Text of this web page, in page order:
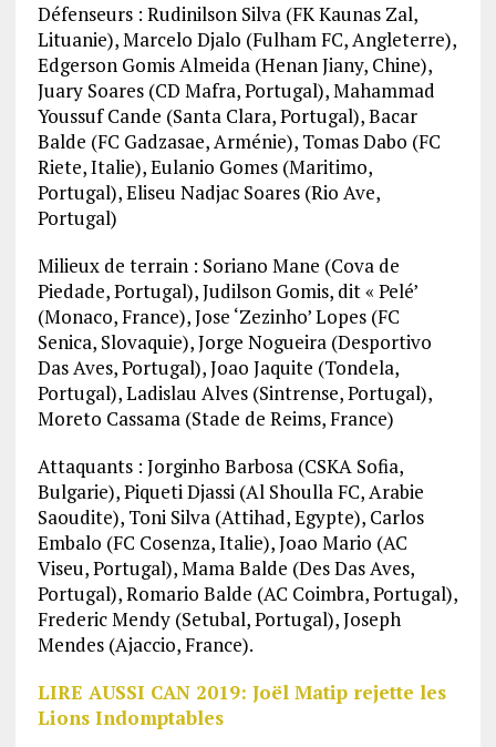
Défenseurs : Rudinilson Silva (FK Kaunas Zal,
Lituanie), Marcelo Djalo (Fulham FC, Angleterre),
Edgerson Gomis Almeida (Henan Jiany, Chine),
Juary Soares (CD Mafra, Portugal), Mahammad
Youssuf Cande (Santa Clara, Portugal), Bacar
Balde (FC Gadzasae, Arménie), Tomas Dabo (FC
Riete, Italie), Eulanio Gomes (Maritimo,
Portugal), Eliseu Nadjac Soares (Rio Ave,
Portugal)
Milieux de terrain : Soriano Mane (Cova de
Piedade, Portugal), Judilson Gomis, dit « Pelé’
(Monaco, France), Jose ‘Zezinho’ Lopes (FC
Senica, Slovaquie), Jorge Nogueira (Desportivo
Das Aves, Portugal), Joao Jaquite (Tondela,
Portugal), Ladislau Alves (Sintrense, Portugal),
Moreto Cassama (Stade de Reims, France)
Attaquants : Jorginho Barbosa (CSKA Sofia,
Bulgarie), Piqueti Djassi (Al Shoulla FC, Arabie
Saoudite), Toni Silva (Attihad, Egypte), Carlos
Embalo (FC Cosenza, Italie), Joao Mario (AC
Viseu, Portugal), Mama Balde (Des Das Aves,
Portugal), Romario Balde (AC Coimbra, Portugal),
Frederic Mendy (Setubal, Portugal), Joseph
Mendes (Ajaccio, France).
LIRE AUSSI CAN 2019: Joël Matip rejette les
Lions Indomptables